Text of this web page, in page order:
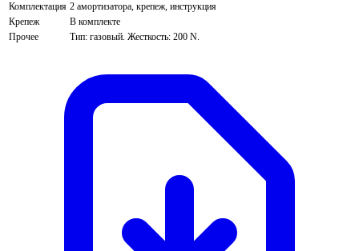
Комплектация 2 амортизатора, крепеж, инструкция
Крепеж
В комплекте
Прочее
Тип: газовый. Жесткость: 200 N.